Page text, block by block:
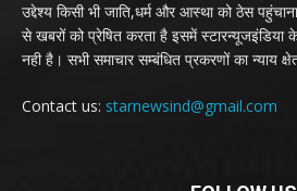
उद्देश्य किसी भी जाति,धर्म और आस्था को ठेस
से खबरों को प्रेषित करता है इसमें स्टारन्यूजइंडिया
नही है। सभी समाचार सम्बंधित प्रकरणों का न्याय
Contact us: starnewsind@gmail.com